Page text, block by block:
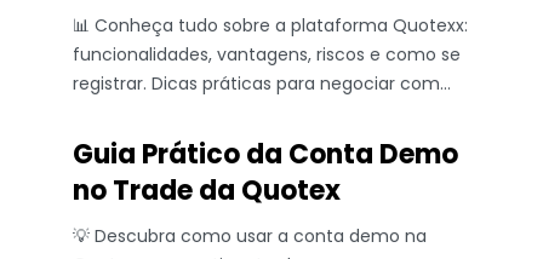
📊 Conheça tudo sobre a plataforma Quotexx:
funcionalidades, vantagens, riscos e como se
registrar. Dicas práticas para negociar com
Guia Prático da Conta Demo
no Trade da Quotex
💡 Descubra como usar a conta demo na